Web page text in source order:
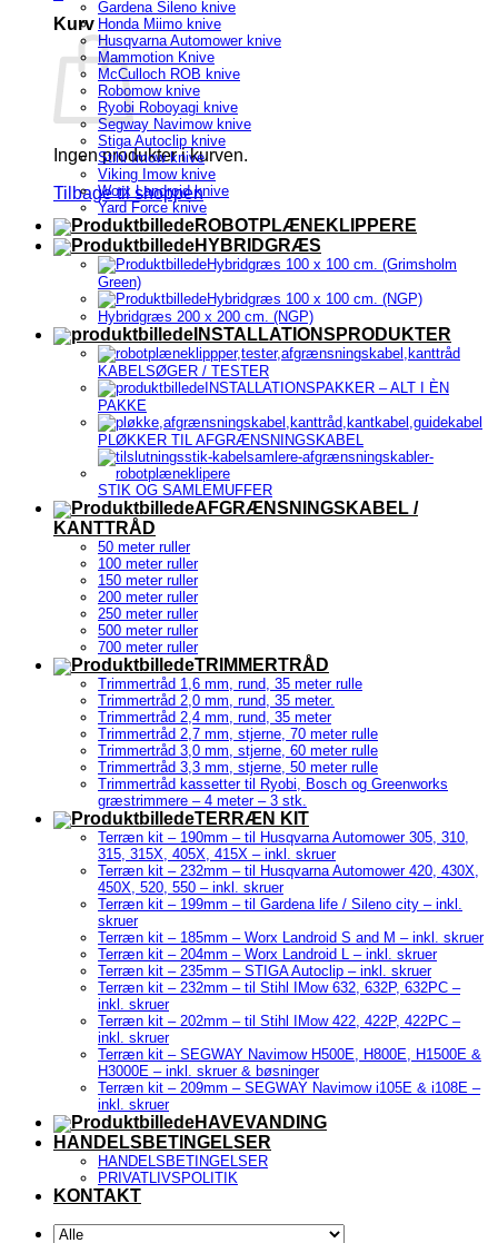
Kurv
Ingen produkter i kurven.
Tilbage til shoppen
Gardena Sileno knive
Honda Miimo knive
Husqvarna Automower knive
Mammotion Knive
McCulloch ROB knive
Robomow knive
Ryobi Roboyagi knive
Segway Navimow knive
Stiga Autoclip knive
Stihl Imow knive
Viking Imow knive
Worx Landroid knive
Yard Force knive
ROBOTPLÆNEKLIPPERE
HYBRIDGRÆS
Hybridgræs 100 x 100 cm. (Grimsholm
Green)
Hybridgræs 100 x 100 cm. (NGP)
Hybridgræs 200 x 200 cm. (NGP)
INSTALLATIONSPRODUKTER
KABELSØGER / TESTER
INSTALLATIONSPAKKER – ALT I ÈN
PAKKE
PLØKKER TIL AFGRÆNSNINGSKABEL
STIK OG SAMLEMUFFER
AFGRÆNSNINGSKABEL /
KANTTRÅD
50 meter ruller
100 meter ruller
150 meter ruller
200 meter ruller
250 meter ruller
500 meter ruller
700 meter ruller
TRIMMERTRÅD
Trimmertråd 1,6 mm, rund, 35 meter rulle
Trimmertråd 2,0 mm, rund, 35 meter.
Trimmertråd 2,4 mm, rund, 35 meter
Trimmertråd 2,7 mm, stjerne, 70 meter rulle
Trimmertråd 3,0 mm, stjerne, 60 meter rulle
Trimmertråd 3,3 mm, stjerne, 50 meter rulle
Trimmertråd kassetter til Ryobi, Bosch og Greenworks
græstrimmere – 4 meter – 3 stk.
TERRÆN KIT
Terræn kit – 190mm – til Husqvarna Automower 305, 310,
315, 315X, 405X, 415X – inkl. skruer
Terræn kit – 232mm – til Husqvarna Automower 420, 430X,
450X, 520, 550 – inkl. skruer
Terræn kit – 199mm – til Gardena life / Sileno city – inkl.
skruer
Terræn kit – 185mm – Worx Landroid S and M – inkl. skruer
Terræn kit – 204mm – Worx Landroid L – inkl. skruer
Terræn kit – 235mm – STIGA Autoclip – inkl. skruer
Terræn kit – 232mm – til Stihl IMow 632, 632P, 632PC –
inkl. skruer
Terræn kit – 202mm – til Stihl IMow 422, 422P, 422PC –
inkl. skruer
Terræn kit – SEGWAY Navimow H500E, H800E, H1500E &
H3000E – inkl. skruer & bøsninger
Terræn kit – 209mm – SEGWAY Navimow i105E & i108E –
inkl. skruer
HAVEVANDING
HANDELSBETINGELSER
HANDELSBETINGELSER
PRIVATLIVSPOLITIK
KONTAKT